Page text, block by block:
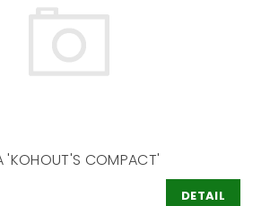
'KOHOUT'S COMPACT'
DETAIL